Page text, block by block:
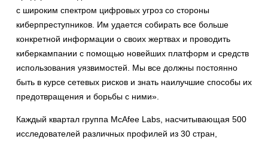
с широким спектром цифровых угроз со стороны
киберпреступников. Им удается собирать все больше
конкретной информации о своих жертвах и проводить
киберкампании с помощью новейших платформ и средств
использования уязвимостей. Мы все должны постоянно
быть в курсе сетевых рисков и знать наилучшие способы их
предотвращения и борьбы с ними».
Каждый квартал группа McAfee Labs, насчитывающая 500
исследователей различных профилей из 30 стран,